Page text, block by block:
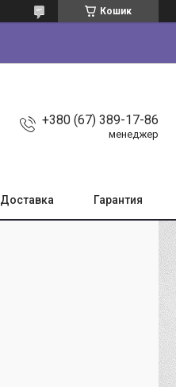
Кошик
+380 (67) 389-17-86
менеджер
Доставка Гарантия